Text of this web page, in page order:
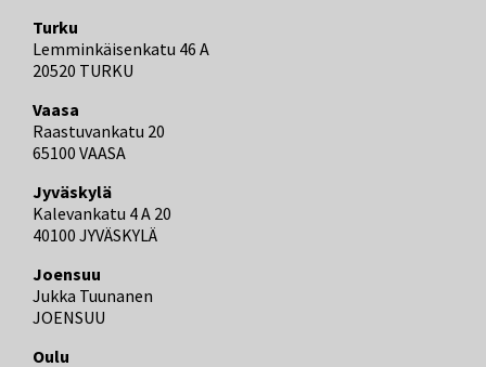
Turku
Lemminkäisenkatu 46 A
20520 TURKU
Vaasa
Raastuvankatu 20
65100 VAASA
Jyväskylä
Kalevankatu 4 A 20
40100 JYVÄSKYLÄ
Joensuu
Jukka Tuunanen
JOENSUU
Oulu